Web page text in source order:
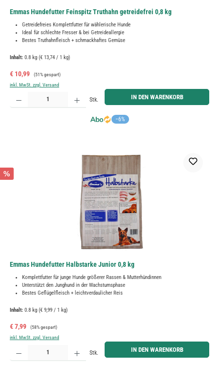
Emmas Hundefutter Feinspitz Truthahn getreidefrei 0,8 kg
Getreidefreies Komplettfutter für wählerische Hunde
Ideal für schlechte Fresser & bei Getreideallergie
Bestes Truthahnfleisch + schmackhaftes Gemüse
Inhalt: 0.8 kg (€ 13,74 / 1 kg)
Verkaufspreis:
€ 10,99 Regulärer Preis:
(51% gespart)
inkl. MwSt. zzgl. Versand
−6%
Produkt Anzahl: Gib den gewünschten Wert ein oder benutze die Schaltflächen um die Anzahl zu
Stk. IN DEN WARENKORB
%
Emmas Hundefutter Halbstarke Junior 0,8 kg
Komplettfutter für junge Hunde größerer Rassen & Mutterhündinnen
Unterstützt den Junghund in der Wachstumsphase
Bestes Geflügelfleisch + leichtverdaulicher Reis
Inhalt: 0.8 kg (€ 9,99 / 1 kg)
Verkaufspreis:
€ 7,99 Regulärer Preis:
(58% gespart)
inkl. MwSt. zzgl. Versand
Produkt Anzahl: Gib den gewünschten Wert ein oder benutze die Schaltflächen um die Anzahl zu
Stk. IN DEN WARENKORB